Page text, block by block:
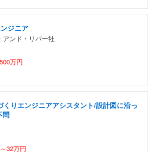
ジニア
アンド・リバー社
万円
くりエンジニアアシスタント/設計図に沿っ
問
32万円